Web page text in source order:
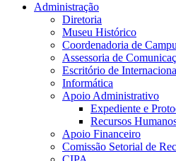
Administração
Diretoria
Museu Histórico
Coordenadoria de
Assessoria de
Escritório de
Informática
Apoio Administrativo
Expediente e
Recursos
Apoio Financeiro
Comissão Setorial de